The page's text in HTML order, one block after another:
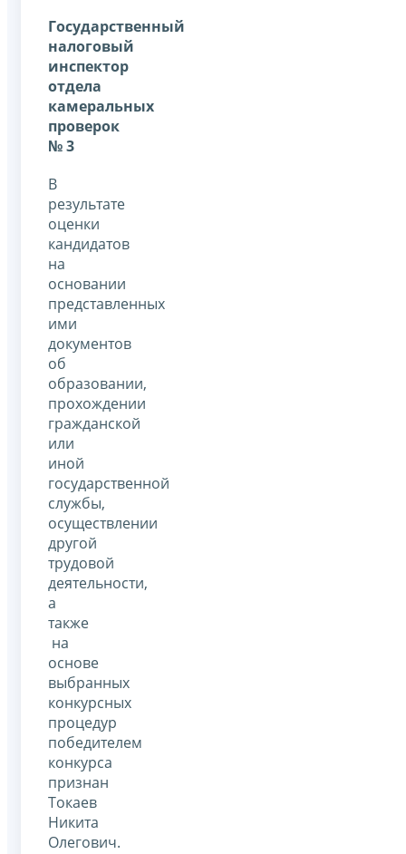
Государственный
налоговый
инспектор
отдела
камеральных
проверок
№ 3
В
результате
оценки
кандидатов
на
основании
представленных
ими
документов
об
образовании,
прохождении
гражданской
или
иной
государственной
службы,
осуществлении
другой
трудовой
деятельности,
а
также
на
основе
выбранных
конкурсных
процедур
победителем
конкурса
признан
Токаев
Никита
Олегович.